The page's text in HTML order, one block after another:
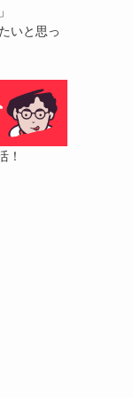
いと思っ
！